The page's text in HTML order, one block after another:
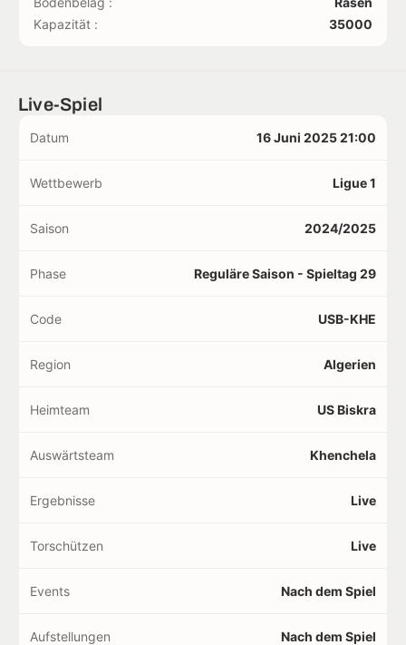
Kapazität :
35000
Live-Spiel
Datum 16 Juni 2025 21:00
Wettbewerb Ligue 1
Saison 2024/2025
Phase Reguläre Saison - Spieltag 29
Code USB-KHE
Region Algerien
Heimteam US Biskra
Auswärtsteam Khenchela
Ergebnisse Live
Torschützen Live
Events Nach dem Spiel
Aufstellungen Nach dem Spiel